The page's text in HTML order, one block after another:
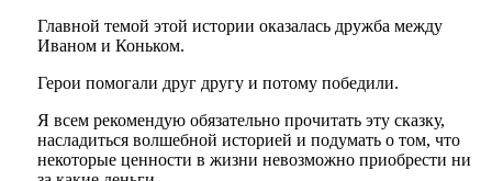
Главной темой этой истории оказалась дружба между
Иваном и Коньком.
Герои помогали друг другу и потому победили.
Я всем рекомендую обязательно прочитать эту сказку,
насладиться волшебной историей и подумать о том, что
некоторые ценности в жизни невозможно приобрести ни